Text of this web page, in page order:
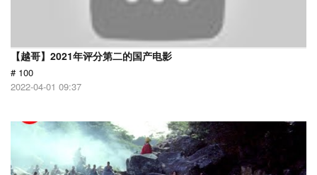
【越哥】2021年评分第二的国产电影
# 100
2022-04-01 09:37